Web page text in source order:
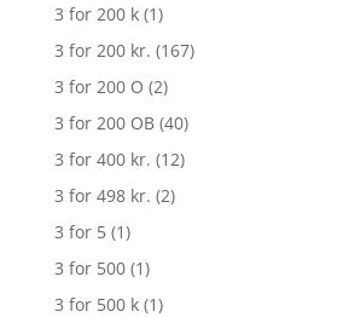
3 for 200 k (1)
3 for 200 kr. (167)
3 for 200 O (2)
3 for 200 OB (40)
3 for 400 kr. (12)
3 for 498 kr. (2)
3 for 5 (1)
3 for 500 (1)
3 for 500 k (1)